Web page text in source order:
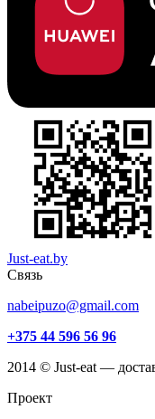
Just-eat.by
Связь
nabeipuzo@gmail.com
+375 44 596 56 96
2014 © Just-eat —
Проект